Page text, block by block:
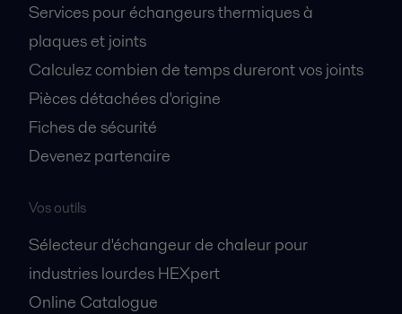
Services pour échangeurs thermiques à
plaques et joints
Calculez combien de temps dureront vos joints
Pièces détachées d'origine
Fiches de sécurité
Devenez partenaire
Vos outils
Sélecteur d'échangeur de chaleur pour
industries lourdes HEXpert
Online Catalogue